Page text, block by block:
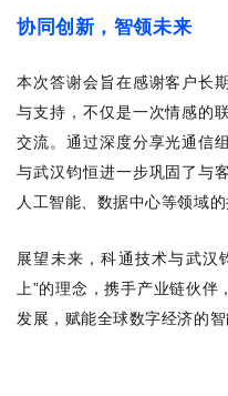
协同创新，智领未来
本次答谢会旨在感谢客户长
与支持，不仅是一次情感的
交流。通过深度分享光通信
与武汉钧恒进一步巩固了与
人工智能、数据中心等领域
展望未来，科通技术与武汉
上”的理念，携手产业链伙伴
发展，赋能全球数字经济的智